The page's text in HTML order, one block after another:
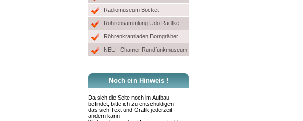
Radiomuseum Bocket
Röhrensammlung Udo Radtke
Röhrenkramladen Borngräber
NEU ! Chamer Rundfunkmuseum
Noch ein Hinweis !
Da sich die Seite noch im Aufbau
befindet, bitte ich zu entschuldigen
das sich Text und Grafik jederzeit
ändern kann !